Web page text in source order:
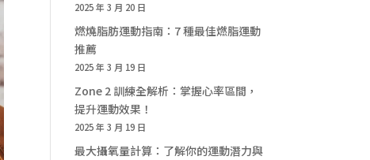
2025 年 3 月 20 日
燃燒脂肪運動指南：7 種最佳燃脂運動
推薦
2025 年 3 月 19 日
Zone 2 訓練全解析：掌握心率區間，
提升運動效果！
2025 年 3 月 19 日
最大攝氧量計算：了解你的運動潛力與